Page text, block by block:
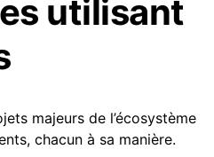
utilisant
majeurs de l’écosystème
chacun à sa manière.